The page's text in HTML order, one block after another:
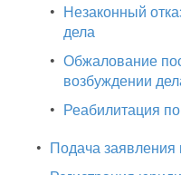
• Незаконный
дела
• Обжалование
возбуждении
• Реабилитация
• Подача заявления